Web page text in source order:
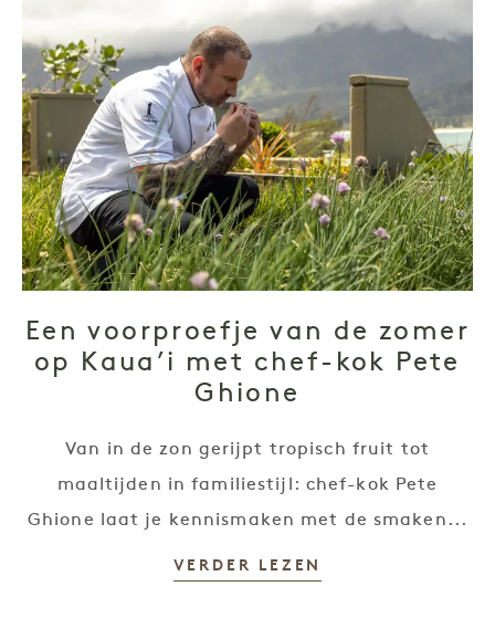
Een voorproefje van de zomer
op Kaua’i met chef-kok Pete
Ghione
Van in de zon gerijpt tropisch fruit tot
maaltijden in familiestijl: chef-kok Pete
Ghione laat je kennismaken met de smaken...
VERDER LEZEN